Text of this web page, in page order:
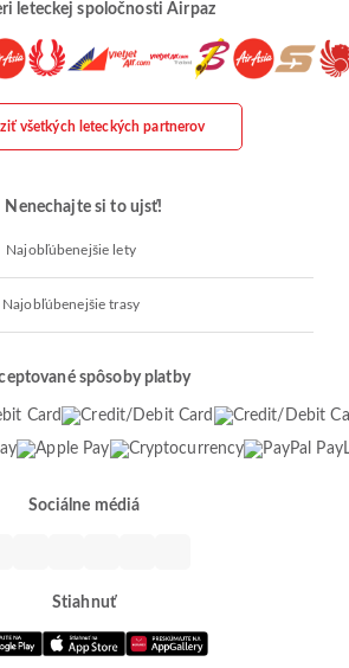
leteckej spoločnosti Airpaz
všetkých leteckých partnerov
Nenechajte si to ujsť!
Najobľúbenejšie lety
Najobľúbenejšie trasy
spôsoby platby
Sociálne médiá
Stiahnuť